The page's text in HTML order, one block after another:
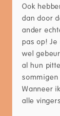
Ook
dan door
ander
pas op!
wel
al hun
Wanneer
alle